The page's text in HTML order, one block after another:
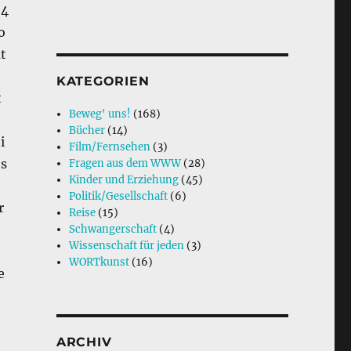
KATEGORIEN
Beweg' uns! (168)
Bücher (14)
Film/Fernsehen (3)
Fragen aus dem WWW(28)
Kinder und Erziehung (45)
Politik/Gesellschaft (6)
Reise (15)
Schwangerschaft (4)
Wissenschaft für jeden (3)
WORTkunst (16)
ARCHIV